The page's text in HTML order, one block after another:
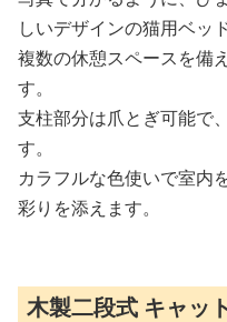
しいデザインの猫用ベッ
複数の休憩スペースを備
す。
支柱部分は爪とぎ可能で
す。
カラフルな色使いで室内
彩りを添えます。
木製二段式 キャッ